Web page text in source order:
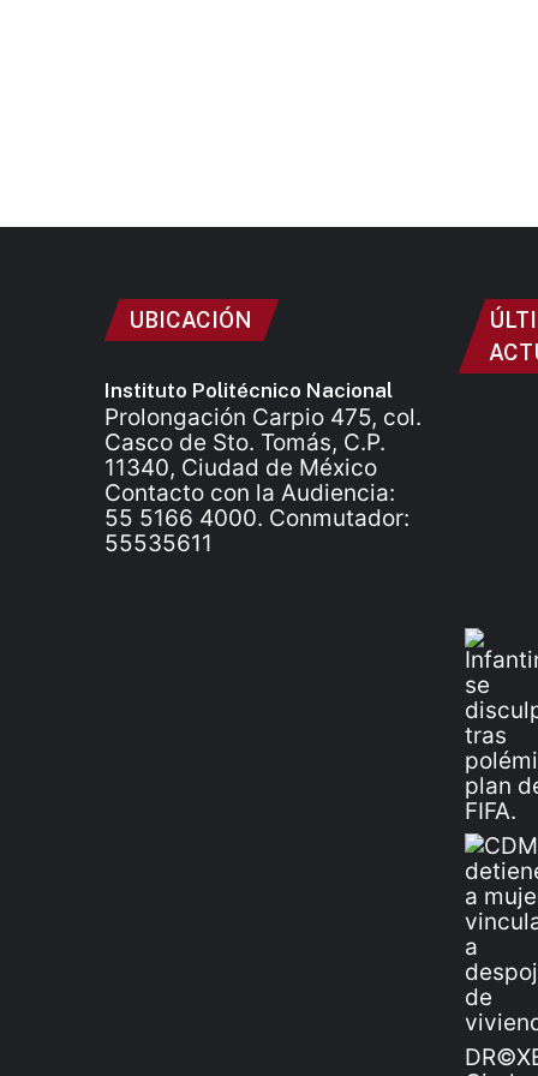
UBICACIÓN
Instituto Politécnico Nacional
Prolongación Carpio 475, col.
Casco de Sto. Tomás, C.P.
11340, Ciudad de México
Contacto con la Audiencia:
55 5166 4000. Conmutador:
55535611